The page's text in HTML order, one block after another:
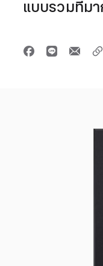
แบบรวมที่ม